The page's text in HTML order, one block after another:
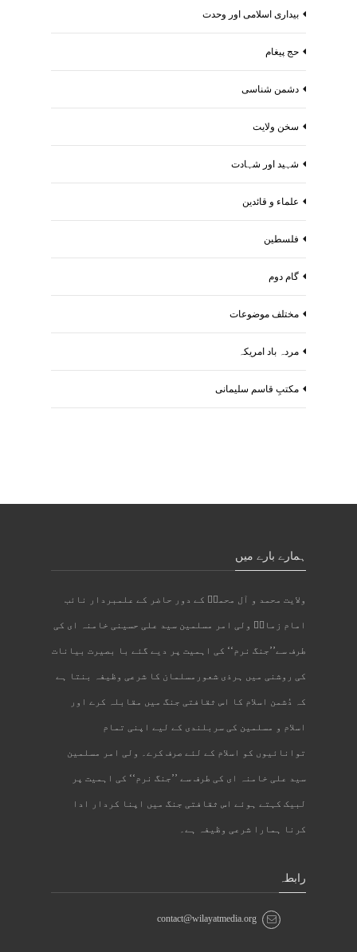
بیداری اسلامی اور وحدت
حج پیغام
دشمن شناسی
سخن ولایت
شہید اور شہادت
علماء و قائدین
فلسطین
گام دوم
مختلف موضوعات
مردہ باد امریکہ
مکتبِ قاسم سلیمانی
ہمارے بارے میں
ولایت محمد و آل محمدؐ کے دور حاضر کے علمبردار نائب
امام زمانؑ ولی امر مسلمین سید علی حسینی خامنہ ای کی
طرف سے’’جنگ نرم‘‘ کی اہمیت پر دیے گئے با بصیرت بیانات
کی روشنی میں ہرذی شعورمسلمان کا شرعی وظیفہ بنتا ہے
کہ دُشمن اسلام کا اس ثقافتی جنگ میں مقابلہ کرے اور
اسلام و مسلمین کی سربلندی کے لیے اپنی تمام
توانائیوں کو اسلام کے لئے صرف کرے۔ ولی امر مسلمین
سید علی خامنہ ای کی طرف سے ’’جنگ نرم‘‘ کی اہمیت پر
لبیک کہتے ہوئے اس ثقافتی جنگ میں اپنا کردار ادا
کرنا ہمارا شرعی وظیفہ ہے۔
رابطہ
contact@wilayatmedia.org